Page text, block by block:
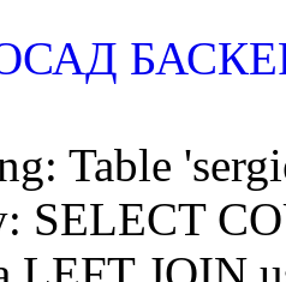
Table
SELECT